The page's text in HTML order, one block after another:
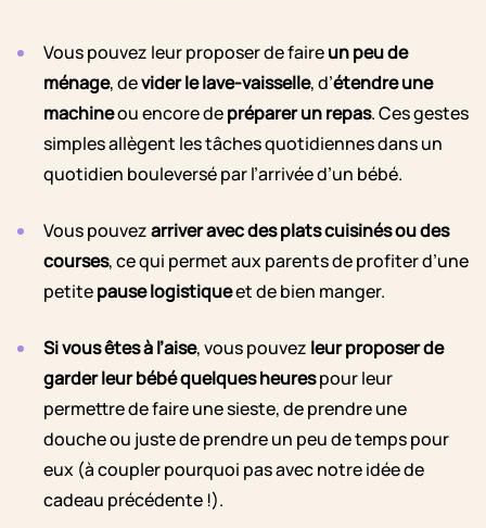
Vous pouvez leur proposer de faireun peu de
ménage, devider le lave-vaisselle, d’étendre une
machineou encore depréparer un repas. Ces gestes
simples allègent les tâches quotidiennes dans un
quotidien bouleversé par l’arrivée d’un bébé.
Vous pouvezarriver avec des plats cuisinés ou des
courses, ce qui permet aux parents de profiter d’une
petitepause logistiqueet de bien manger.
Si vous êtes à l’aise, vous pouvez leur proposer de
garder leur bébé quelques heurespour leur
permettre de faire une sieste, de prendre une
douche ou juste de prendre un peu de temps pour
eux (à coupler pourquoi pas avec notre idée de
cadeau précédente !).